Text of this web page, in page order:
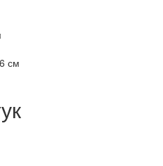
см